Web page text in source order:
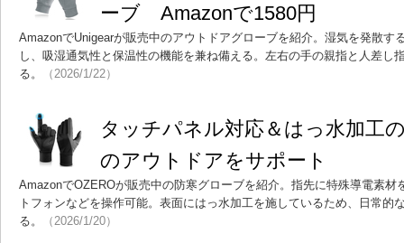
ーブ Amazonで1580円
AmazonでUnigearが販売中のアウトドアグローブを紹介。湿気を発散す
し、吸湿通気性と保温性の機能を兼ね備える。左右の手の親指と人差し
る。
（2026/1/22）
タッチパネル対応＆はっ水加工
のアウトドアをサポート
AmazonでOZEROが販売中の防寒グローブを紹介。指先に特殊導電素材
トフォンなどを操作可能。表面にはっ水加工を施しているため、日常的
る。
（2026/1/20）